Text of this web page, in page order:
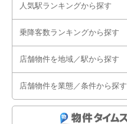
人気駅ランキングから探す
乗降客数ランキングから探す
店舗物件を地域／駅から探す
店舗物件を業態／条件から探す